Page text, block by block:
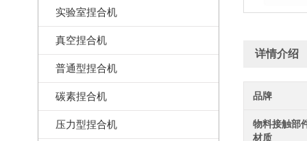
实验室捏合机
真空捏合机
普通型捏合机
碳素捏合机
压力型捏合机
详情介绍
品牌
物料接触部
材质